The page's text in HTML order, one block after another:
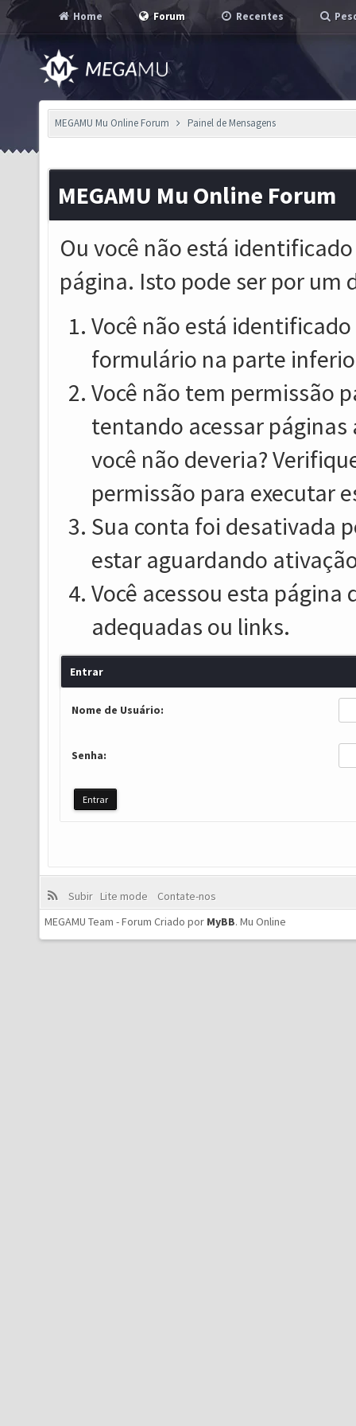
Home Forum Recentes
MEGAMU Mu Online Forum Painel de Mensagens
MEGAMU Mu Online Forum
Ou você não está
página. Isto pode ser por um
Você não está
formulário na parte
Você não tem permissão
tentando acessar
você não deveria?
permissão para executar
Sua conta foi desativada
estar aguardando
Você acessou esta
adequadas ou links.
Entrar
Nome de Usuário:
Senha:
Subir Lite mode
Contate-nos
MEGAMU Team - Forum Criado por MyBB. Mu Online